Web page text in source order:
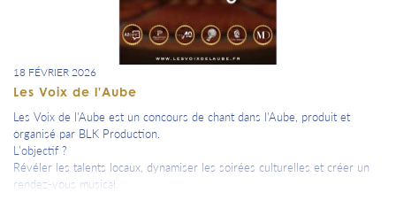
18 FÉVRIER 2026
Les Voix de l'Aube
Les Voix de l'Aube est un concours de chant dans l'Aube, produit et
organisé par BLK Production.
L’objectif ?
Révéler les talents locaux, dynamiser les soirées culturelles et créer un
rendez-vous musical.